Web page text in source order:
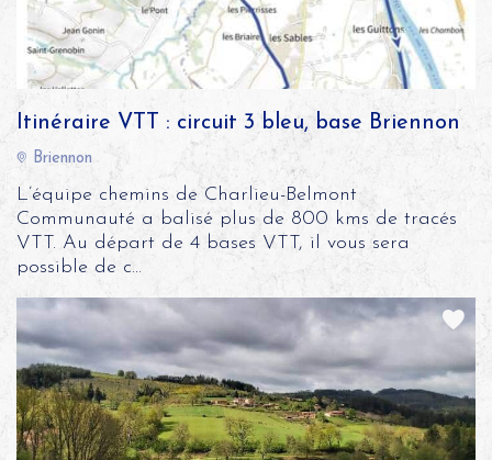
Itinéraire VTT : circuit 3 bleu, base Briennon
Briennon
L’équipe chemins de Charlieu-Belmont
Communauté a balisé plus de 800 kms de tracés
VTT. Au départ de 4 bases VTT, il vous sera
possible de c...